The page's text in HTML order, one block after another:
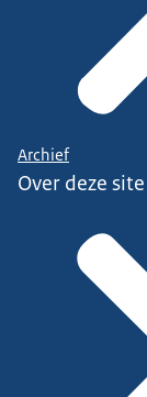
Archief
Over deze site